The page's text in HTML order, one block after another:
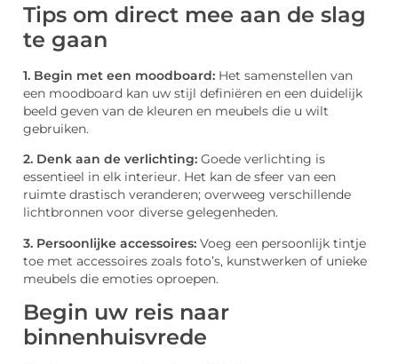
Tips om direct mee aan de slag
te gaan
1. Begin met een moodboard: Het samenstellen van
een moodboard kan uw stijl definiëren en een duidelijk
beeld geven van de kleuren en meubels die u wilt
gebruiken.
2. Denk aan de verlichting: Goede verlichting is
essentieel in elk interieur. Het kan de sfeer van een
ruimte drastisch veranderen; overweeg verschillende
lichtbronnen voor diverse gelegenheden.
3. Persoonlijke accessoires: Voeg een persoonlijk tintje
toe met accessoires zoals foto’s, kunstwerken of unieke
meubels die emoties oproepen.
Begin uw reis naar
binnenhuisvrede